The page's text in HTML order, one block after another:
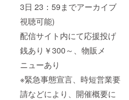
3日 23：59までアーカイブ
視聴可能)
配信サイト内にて応援投げ
銭あり￥300～、物販メ
ニューあり
※緊急事態宣言、時短営業要
請などにより、開催概要に